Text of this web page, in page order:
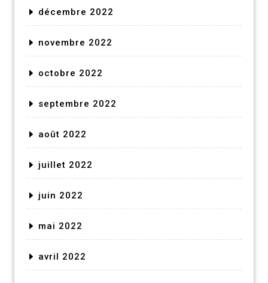
décembre 2022
novembre 2022
octobre 2022
septembre 2022
août 2022
juillet 2022
juin 2022
mai 2022
avril 2022